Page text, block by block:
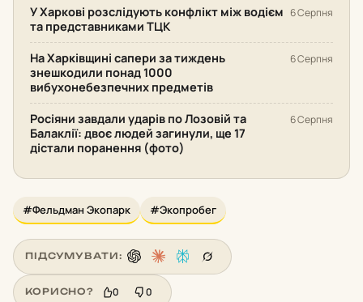
У Харкові розслідують конфлікт між водієм
та представниками ТЦК
6 Серпня
На Харківщині сапери за тиждень
знешкодили понад 1000
вибухонебезпечних предметів
6 Серпня
Росіяни завдали ударів по Лозовій та
Балаклії: двоє людей загинули, ще 17
дістали поранення (фото)
6 Серпня
#Фельдман Экопарк #Экопробег
ПІДСУМУВАТИ:
КОРИСНО? 0 0